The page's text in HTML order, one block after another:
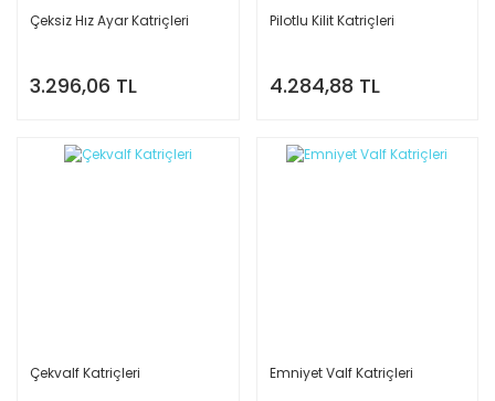
Çeksiz Hız Ayar Katriçleri
3.296,06 TL
Pilotlu Kilit Katriçleri
4.284,88 TL
Çekvalf Katriçleri Emniyet Valf Katriçleri